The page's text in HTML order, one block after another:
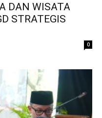
DAN WISATA
STRATEGIS
0